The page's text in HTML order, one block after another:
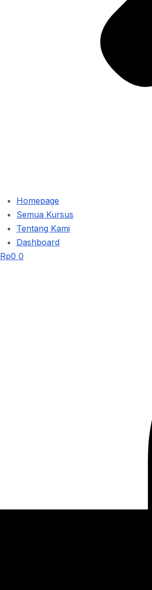
Homepage
Semua Kursus
Tentang Kami
Dashboard
Rp0 0